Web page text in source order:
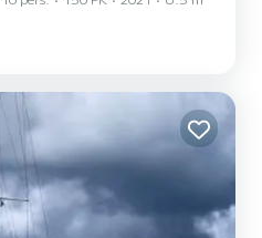
besturing en zeer
rugleuning, beugelkussen,
navigatieverlichting, grote